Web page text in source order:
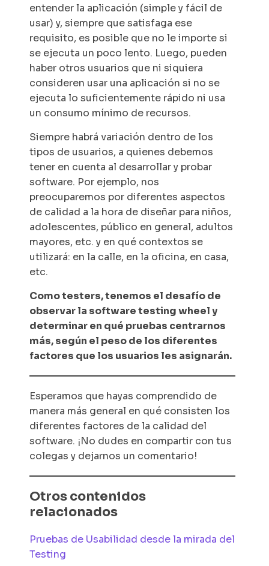
entender la aplicación (simple y fácil de
usar) y, siempre que satisfaga ese
requisito, es posible que no le importe si
se ejecuta un poco lento. Luego, pueden
haber otros usuarios que ni siquiera
consideren usar una aplicación si no se
ejecuta lo suficientemente rápido ni usa
un consumo mínimo de recursos.
Siempre habrá variación dentro de los
tipos de usuarios, a quienes debemos
tener en cuenta al desarrollar y probar
software. Por ejemplo, nos
preocuparemos por diferentes aspectos
de calidad a la hora de diseñar para niños,
adolescentes, público en general, adultos
mayores, etc. y en qué contextos se
utilizará: en la calle, en la oficina, en casa,
etc.
Como testers, tenemos el desafío de
observar la software testing wheely
determinar en qué pruebas centrarnos
más, según el peso de los diferentes
factores que los usuarios les asignarán.
Esperamos que hayas comprendido de
manera más general en qué consisten los
diferentes factores de la calidad del
software. ¡No dudes en compartir con tus
colegas y dejarnos un comentario!
Otros contenidos
relacionados
Pruebas de Usabilidad desde la mirada del
Testing